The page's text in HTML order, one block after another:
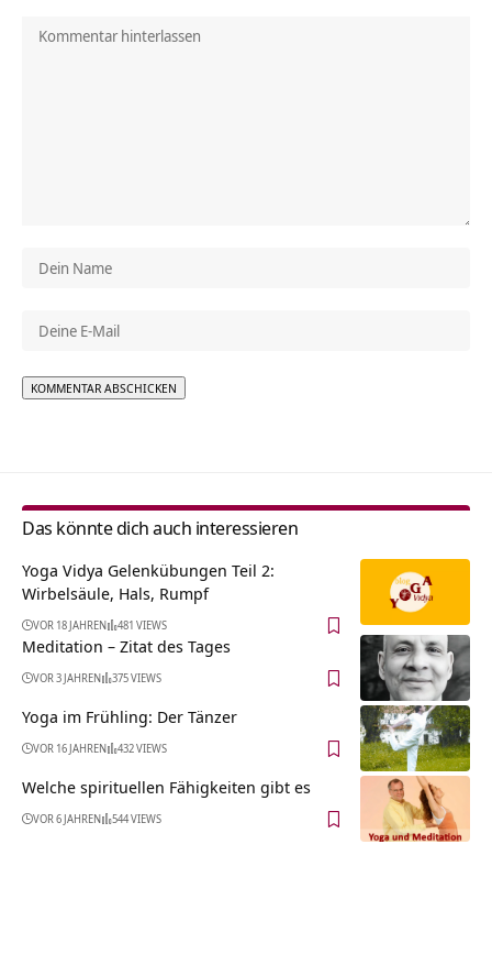
Das könnte dich auch interessieren
Yoga Vidya Gelenkübungen Teil 2:
Wirbelsäule, Hals, Rumpf
VOR 18 JAHREN 481 VIEWS
Meditation – Zitat des Tages
VOR 3 JAHREN 375 VIEWS
Yoga im Frühling: Der Tänzer
VOR 16 JAHREN 432 VIEWS
Welche spirituellen Fähigkeiten gibt es
VOR 6 JAHREN 544 VIEWS